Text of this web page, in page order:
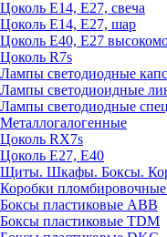
Цоколь Е14, Е27, свеча
Цоколь Е14, Е27, шар
Цоколь Е40, Е27
Цоколь R7s
Лампы светодиодные
Лампы светодиоидные
Лампы светодиодные
Металлогалогенные
Цоколь RX7s
Цоколь Е27, E40
Щиты. Шкафы. Боксы.
Коробки
Боксы пластиковые ABB
Боксы пластиковые TDM